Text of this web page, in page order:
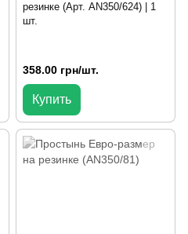
резинке (Арт. AN350/624) | 1
шт.
358.00 грн/шт.
Купить